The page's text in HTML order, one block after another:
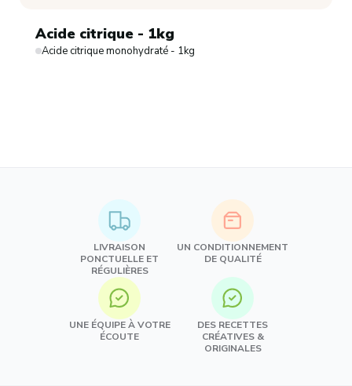
Acide citrique - 1kg
Acide citrique monohydraté - 1kg
LIVRAISON
PONCTUELLE ET
RÉGULIÈRES
UN CONDITIONNEMENT
DE QUALITÉ
UNE ÉQUIPE À VOTRE
ÉCOUTE
DES RECETTES
CRÉATIVES &
ORIGINALES